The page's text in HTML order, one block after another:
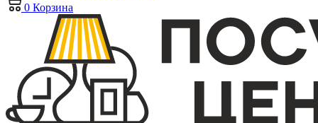
0 Корзина